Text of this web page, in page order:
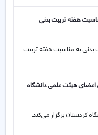
هفته تربیت بدنی
بدنی به مناسبت هفته تربیت
هیئت علمی دانشگاه
کردستان برگزار می‌کند.